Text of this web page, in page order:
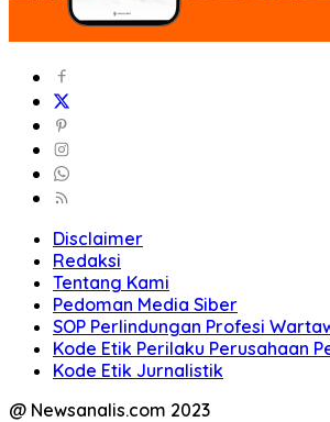
Disclaimer
Redaksi
Tentang Kami
Pedoman Media Siber
SOP Perlindungan Profesi
Kode Etik Perilaku Perusahaan
Kode Etik Jurnalistik
@ Newsanalis.com 2023